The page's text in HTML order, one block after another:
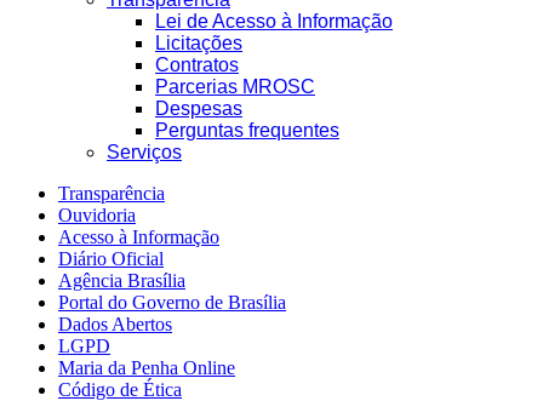
Lei de Acesso à Informação
Licitações
Contratos
Parcerias MROSC
Despesas
Perguntas frequentes
Serviços
Transparência
Ouvidoria
Acesso à Informação
Diário Oficial
Agência Brasília
Portal do Governo de Brasília
Dados Abertos
LGPD
Maria da Penha Online
Código de Ética